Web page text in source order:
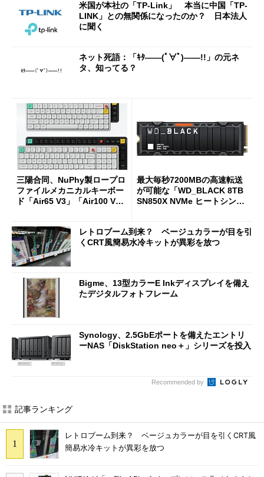
米国が本社の「TP-Link」 本当に中国「TP-
LINK」との無関係になったのか？ 日本法人
に聞く
ネット死語：「ｷﾀ――(ﾟ∀ﾟ)――!!」の元ネ
タ、知ってる？
三陽合同、NuPhy製ロープロ
ファイルメカニカルキーボー
ド「Air65 V3」「Air100 V
最大毎秒7200MBの高速転送
が可能な「WD_BLACK 8TB
SN850X NVMe ヒートシンク
レトロブーム到来？ ベージュカラーが目を引
くCRT風簡易水冷キットが異彩を放つ
Bigme、13型カラーE Inkディスプレイを備え
たデジタルフォトフレーム
Synology、2.5GbEポートを備えたエントリ
ーNAS「DiskStation neo＋」シリーズを投入
Recommended by
記事ランキング
レトロブーム到来？ ベージュカラーが目を引くCRT風
簡易水冷キットが異彩を放つ